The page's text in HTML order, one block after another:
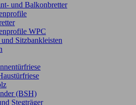
und Balkonbretter
WPC
und Sitzbankleisten
(BSH)
Stegträger